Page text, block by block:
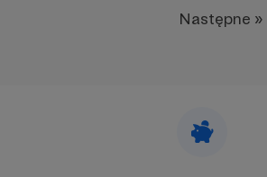
Następne »